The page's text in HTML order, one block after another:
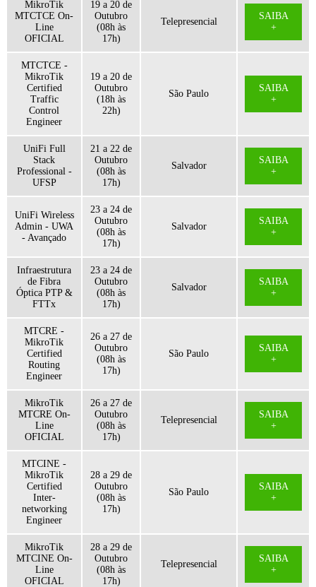
MikroTik
MTCTCE On-
Line
OFICIAL
19 a 20 de
Outubro
(08h às
17h)
Telepresencial
SAIBA
+
MTCTCE -
MikroTik
Certified
Traffic
Control
Engineer
19 a 20 de
Outubro
(18h às
22h)
São Paulo
SAIBA
+
UniFi Full
Stack
Professional -
UFSP
21 a 22 de
Outubro
(08h às
17h)
Salvador
SAIBA
+
UniFi Wireless
Admin - UWA
- Avançado
23 a 24 de
Outubro
(08h às
17h)
Salvador
SAIBA
+
Infraestrutura
de Fibra
Óptica PTP &
FTTx
23 a 24 de
Outubro
(08h às
17h)
Salvador
SAIBA
+
MTCRE -
MikroTik
Certified
Routing
Engineer
26 a 27 de
Outubro
(08h às
17h)
São Paulo
SAIBA
+
MikroTik
MTCRE On-
Line
OFICIAL
26 a 27 de
Outubro
(08h às
17h)
Telepresencial
SAIBA
+
MTCINE -
MikroTik
Certified
Inter-
networking
Engineer
28 a 29 de
Outubro
(08h às
17h)
São Paulo
SAIBA
+
MikroTik
MTCINE On-
Line
OFICIAL
28 a 29 de
Outubro
(08h às
17h)
Telepresencial
SAIBA
+